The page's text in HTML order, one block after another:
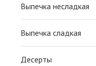
Выпечка несладкая
Выпечка сладкая
Десерты